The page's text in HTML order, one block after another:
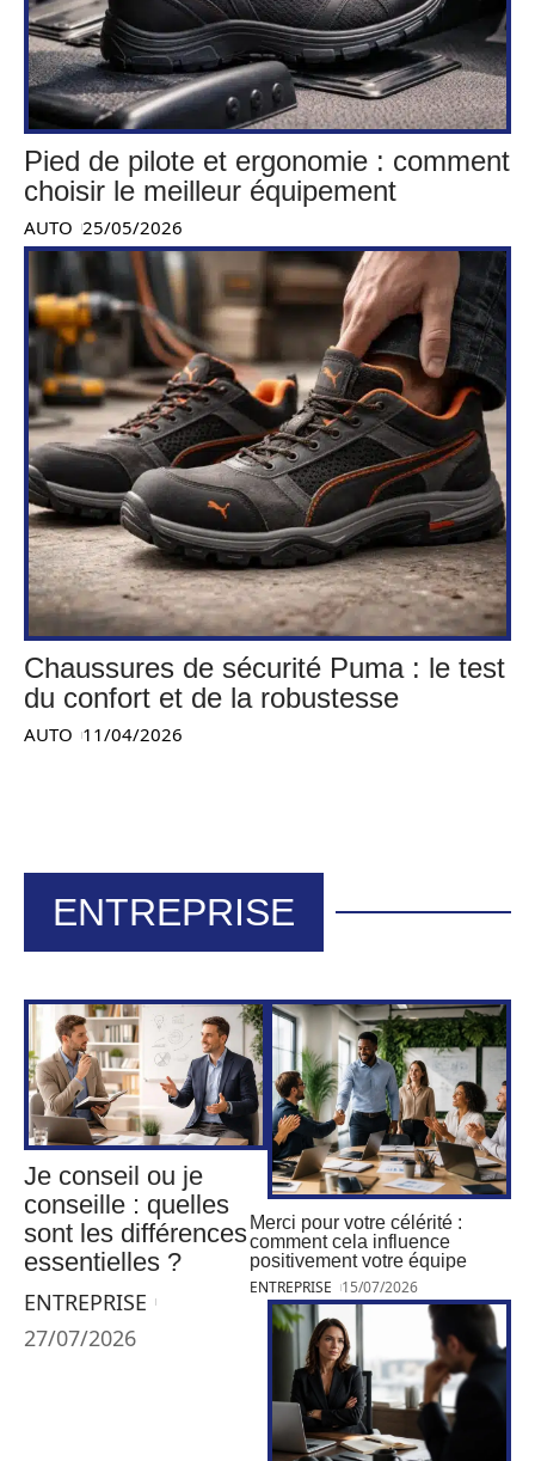
Pied de pilote et ergonomie : comment
choisir le meilleur équipement
AUTO 25/05/2026
Chaussures de sécurité Puma : le test
du confort et de la robustesse
AUTO 11/04/2026
ENTREPRISE
Je conseil ou je
conseille : quelles
sont les différences
essentielles ?
ENTREPRISE
27/07/2026
Merci pour votre célérité :
comment cela influence
positivement votre équipe
ENTREPRISE 15/07/2026